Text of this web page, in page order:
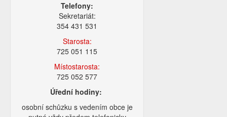
Telefony:
Sekretariát:
354 431 531
Starosta:
725 051 115
Místostarosta:
725 052 577
Úřední hodiny:
osobní schůzku s vedením obce je